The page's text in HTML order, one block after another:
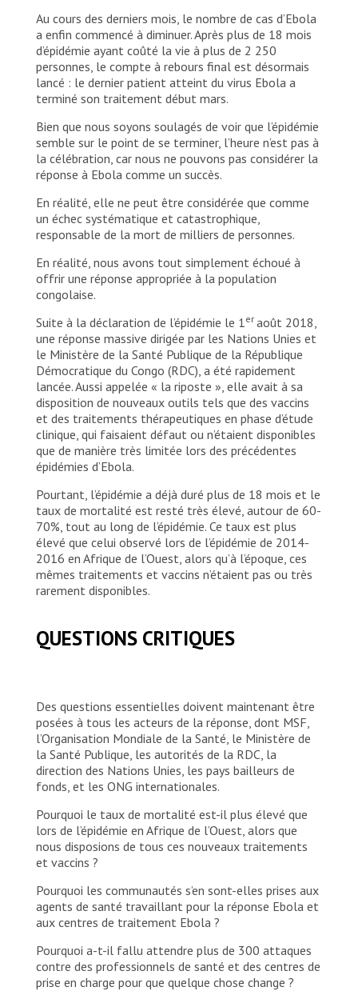
must wear personal protective equipment to
prevent transmission. MSF is carrying in-house
training for other NGO's
© N'gadi Ikram
Au cours des derniers mois, le nombre de cas d’Ebola
a enfin commencé à diminuer. Après plus de 18 mois
d’épidémie ayant coûté la vie à plus de 2 250
personnes, le compte à rebours final est désormais
lancé : le dernier patient atteint du virus Ebola a
terminé son traitement début mars.
Bien que nous soyons soulagés de voir que l’épidémie
semble sur le point de se terminer, l’heure n’est pas à
la célébration, car nous ne pouvons pas considérer la
réponse à Ebola comme un succès.
En réalité, elle ne peut être considérée que comme
un échec systématique et catastrophique,
responsable de la mort de milliers de personnes.
En réalité, nous avons tout simplement échoué à
offrir une réponse appropriée à la population
congolaise.
Suite à la déclaration de l’épidémie le 1er août 2018,
une réponse massive dirigée par les Nations Unies et
le Ministère de la Santé Publique de la République
Démocratique du Congo (RDC), a été rapidement
lancée. Aussi appelée « la riposte », elle avait à sa
disposition de nouveaux outils tels que des vaccins
et des traitements thérapeutiques en phase d’étude
clinique, qui faisaient défaut ou n’étaient disponibles
que de manière très limitée lors des précédentes
épidémies d’Ebola.
Pourtant, l’épidémie a déjà duré plus de 18 mois et le
taux de mortalité est resté très élevé, autour de 60-
70%, tout au long de l’épidémie. Ce taux est plus
élevé que celui observé lors de l’épidémie de 2014-
2016 en Afrique de l’Ouest, alors qu’à l’époque, ces
mêmes traitements et vaccins n’étaient pas ou très
rarement disponibles.
QUESTIONS CRITIQUES
Des questions essentielles doivent maintenant être
posées à tous les acteurs de la réponse, dont MSF,
l’Organisation Mondiale de la Santé, le Ministère de
la Santé Publique, les autorités de la RDC, la
direction des Nations Unies, les pays bailleurs de
fonds, et les ONG internationales.
Pourquoi le taux de mortalité est-il plus élevé que
lors de l’épidémie en Afrique de l’Ouest, alors que
nous disposions de tous ces nouveaux traitements
et vaccins ?
Pourquoi les communautés s’en sont-elles prises aux
agents de santé travaillant pour la réponse Ebola et
aux centres de traitement Ebola ?
Pourquoi a-t-il fallu attendre plus de 300 attaques
contre des professionnels de santé et des centres de
prise en charge pour que quelque chose change ?